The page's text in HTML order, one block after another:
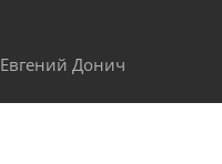
Евгений Донич